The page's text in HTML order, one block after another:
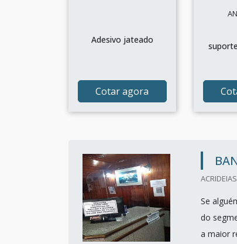
Adesivo jateado
Cotar agora
Se
do
a maior